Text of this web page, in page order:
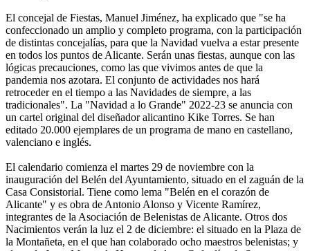
El concejal de Fiestas, Manuel Jiménez, ha explicado que "se ha
confeccionado un amplio y completo programa, con la participación
de distintas concejalías, para que la Navidad vuelva a estar presente
en todos los puntos de Alicante. Serán unas fiestas, aunque con las
lógicas precauciones, como las que vivimos antes de que la
pandemia nos azotara. El conjunto de actividades nos hará
retroceder en el tiempo a las Navidades de siempre, a las
tradicionales". La "Navidad a lo Grande" 2022-23 se anuncia con
un cartel original del diseñador alicantino Kike Torres. Se han
editado 20.000 ejemplares de un programa de mano en castellano,
valenciano e inglés.
El calendario comienza el martes 29 de noviembre con la
inauguración del Belén del Ayuntamiento, situado en el zaguán de la
Casa Consistorial. Tiene como lema "Belén en el corazón de
Alicante" y es obra de Antonio Alonso y Vicente Ramírez,
integrantes de la Asociación de Belenistas de Alicante. Otros dos
Nacimientos verán la luz el 2 de diciembre: el situado en la Plaza de
la Montañeta, en el que han colaborado ocho maestros belenistas; y